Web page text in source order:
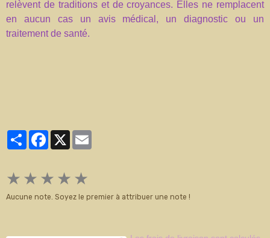
relèvent de traditions et de croyances. Elles ne remplacent
en aucun cas un avis médical, un diagnostic ou un
traitement de santé.
PartagerFacebook
★ ★ ★ ★ ★
Aucune note. Soyez le premier à attribuer une note !